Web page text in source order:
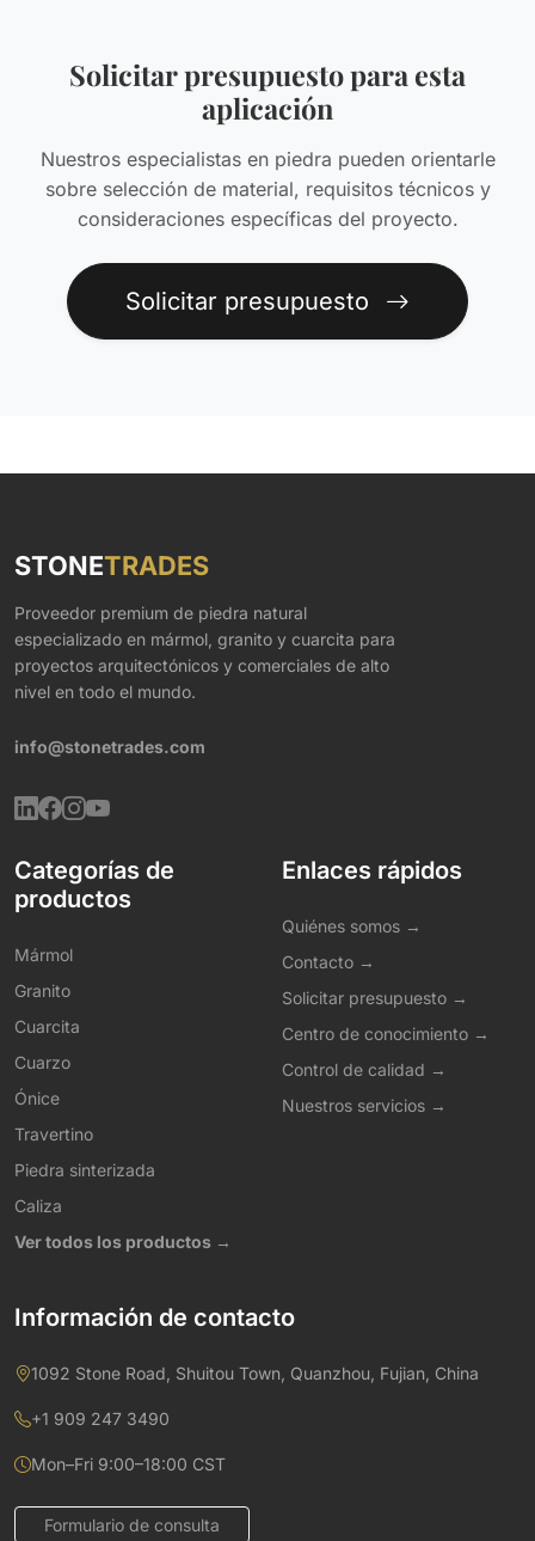
Solicitar presupuesto para esta
aplicación
Nuestros especialistas en piedra pueden orientarle
sobre selección de material, requisitos técnicos y
consideraciones específicas del proyecto.
Solicitar presupuesto
STONETRADES
Proveedor premium de piedra natural
especializado en mármol, granito y cuarcita para
proyectos arquitectónicos y comerciales de alto
nivel en todo el mundo.
info@stonetrades.com
Categorías de
productos
Mármol
Granito
Cuarcita
Cuarzo
Ónice
Travertino
Piedra sinterizada
Caliza
Ver todos los productos →
Enlaces rápidos
Quiénes somos →
Contacto →
Solicitar presupuesto →
Centro de conocimiento →
Control de calidad →
Nuestros servicios →
Información de contacto
1092 Stone Road, Shuitou Town, Quanzhou, Fujian, China
+1 909 247 3490
Mon–Fri 9:00–18:00 CST
Formulario de consulta